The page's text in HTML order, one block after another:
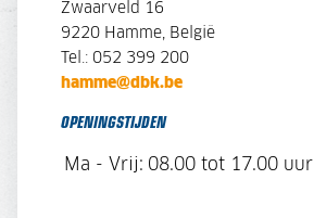
Zwaarveld 16
9220 Hamme, België
Tel.: 052 399 200
hamme@dbk.be
OPENINGSTIJDEN
Ma - Vrij: 08.00 tot 17.00 uur